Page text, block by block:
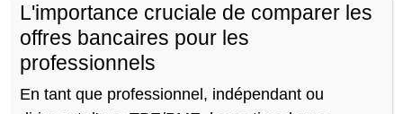
L'importance cruciale de comparer les
offres bancaires pour les
professionnels
En tant que professionnel, indépendant ou